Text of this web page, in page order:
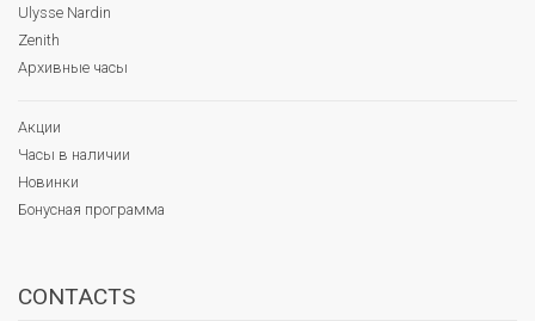
Ulysse Nardin
Zenith
Архивные часы
Акции
Часы в наличии
Новинки
Бонусная программа
CONTACTS